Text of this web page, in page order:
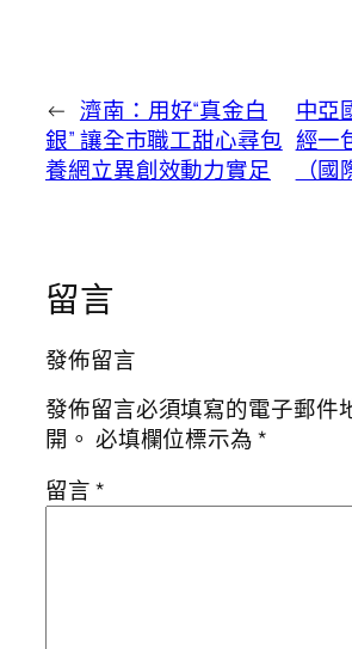
← 濟南：用好“真金白
銀” 讓全市職工甜心尋包
養網立異創效動力實足
中亞
經一
（國
留言
發佈留言
發佈留言必須填寫的電子郵件
開。 必填欄位標示為*
留言*